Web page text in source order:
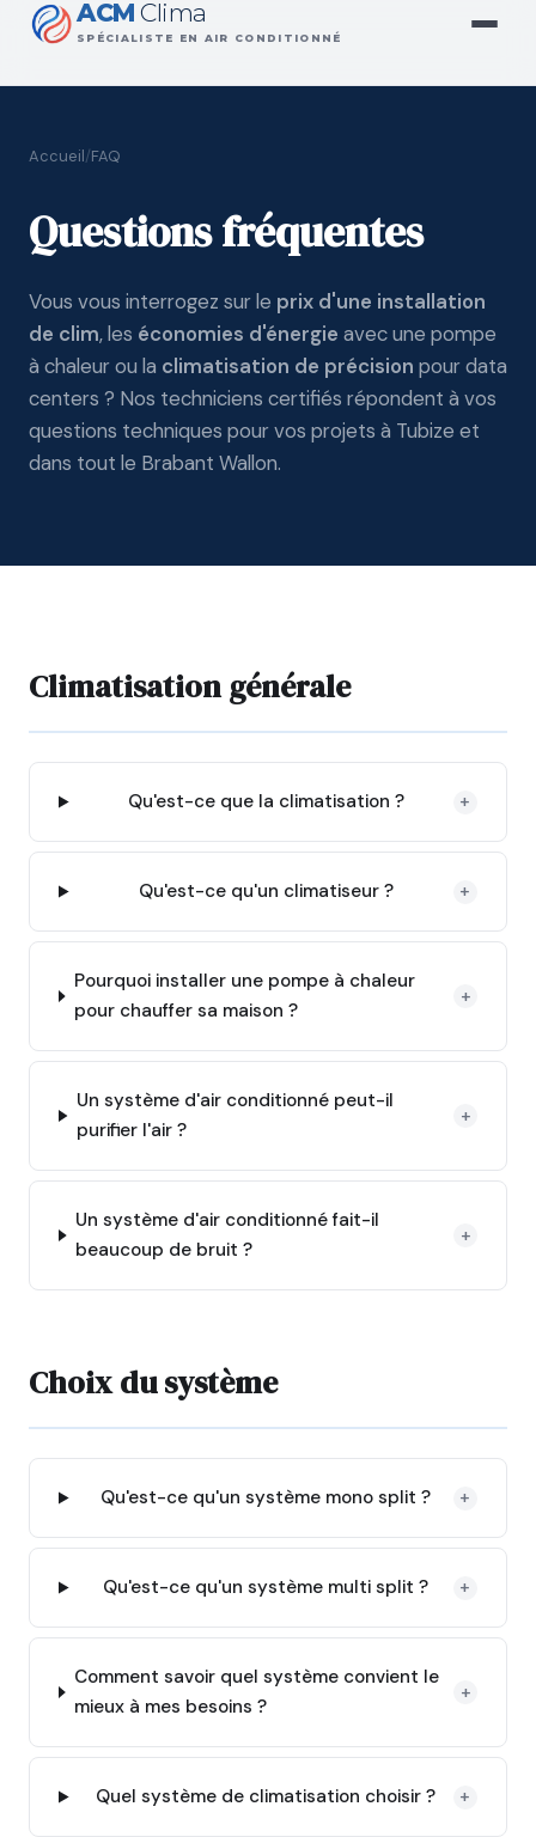
ACM Clima
SPÉCIALISTE EN AIR CONDITIONNÉ
Accueil/FAQ
Questions fréquentes
Vous vous interrogez sur le prix d'une installation
de clim, les économies d'énergie avec une pompe
à chaleur ou la climatisation de précision pour data
centers ? Nos techniciens certifiés répondent à vos
questions techniques pour vos projets à Tubize et
dans tout le Brabant Wallon.
Climatisation générale
Qu'est-ce que la climatisation ? +
Qu'est-ce qu'un climatiseur ? +
Pourquoi installer une pompe à chaleur
pour chauffer sa maison ?
+
Un système d'air conditionné peut-il
purifier l'air ?
+
Un système d'air conditionné fait-il
beaucoup de bruit ?
+
Choix du système
Qu'est-ce qu'un système mono split ? +
Qu'est-ce qu'un système multi split ? +
Comment savoir quel système convient le
mieux à mes besoins ?
+
Quel système de climatisation choisir ? +